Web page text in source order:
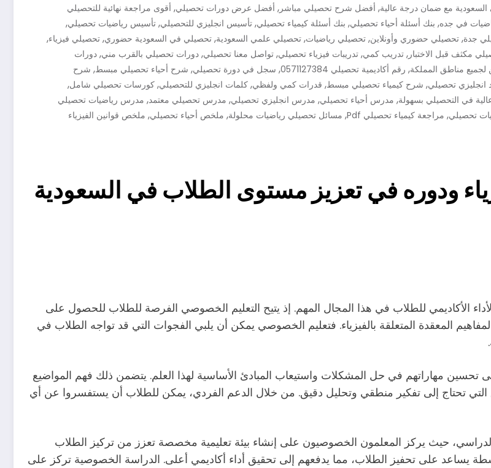
مع ضمان درجة عالية, أفضل شرح تحصيلي مباشر, أفضل عرض دورات تحصيلي, أقوى مراجعة نهائية للتحصيلي
في جده, بنك أسئلة أحياء تحصيلي, بنك أسئلة كيمياء تحصيلي, تأسيس انجليزي للتحصيلي, تأسيس رياضيات تحصيلي,
جدة, تحصيلي حضوري وأونلاين, تحصيلي رياضيات, تحصيلي علمي السعودية, تحصيلي في السعودية حضوري, تحصيلي فيزياء,
مكثف قبل الاختبار, تدريب كمي, تدريبات فيزياء تحصيلي, تواصل معنا تحصيلي, دورات تحصيلي بالقرب مني, دورات
مناطق المملكة, رقم أكاديمية تحصيلي 0571127384 , سجل في دورة تحصيلي, شرح أحياء تحصيلي مبسط, شرح
تحصيلي, شرح كيمياء تحصيلي مبسط, قدرات كمي ولفظي, كلمات انجليزي للتحصيلي, كورسات تحصيلي شامل,
في التحصيلي بسهولة, مدرس أحياء تحصيلي, مدرس انجليزي تحصيلي, مدرس تحصيلي معتمد, مدرس رياضيات تحصيلي
تحصيلي, مراجعة كيمياء تحصيلي Pdf , مسائل تحصيلي رياضيات محلولة, ملخص أحياء تحصيلي, ملخص قوانين الفيزياء
ودوره في تعزيز مستوى الطلاب في السعودية
الأكاديمي للطلاب في هذا المجال المهم. إذ يتيح التعليم الخصوصي الفرصة للطلاب للحصول على
المعقدة المتعلقة بالفيزياء. فتعليم الخصوصي يمكن أن يلبي الفجوات التي قد تواجه الطلاب في
مهاراتهم في حل المشكلات واستيعاب المبادئ الأساسية لهذا العلم. يتضمن ذلك فهم المواضيع
التي تحتاج إلى تفكير منطقي وتحليل دقيق. من خلال الدعم الفردي، يمكن للطلاب أن يستفسروا عن أي
حيث يركز المعلمون الخصوصيون على إنشاء بيئة تعليمية مخصصة تعزز من تركيز الطلاب
يساعد على تحفيز الطلاب، مما يدفعهم إلى تحقيق أداء أكاديمي أعلى. الدراسة الخصوصية تركز على